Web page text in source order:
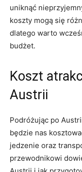
uniknąć
koszty mogą się
dlatego warto
‌budżet.
Koszt
Austrii
Podróżując po
będzie nas
jedzenie oraz
przewodnikowi